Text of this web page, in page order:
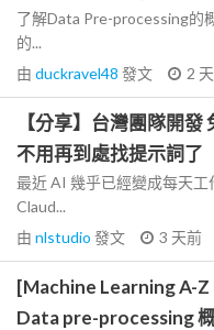
了解Data Pre-processing的
的...
由 duckravel48 發文 2
【分享】台灣團隊開
不用再到處找提示詞了
最近 AI 幾乎已經變成每天
Claud...
由 nlstudio 發文 3 天前
[Machine Learning A-Z
Data pre-processing